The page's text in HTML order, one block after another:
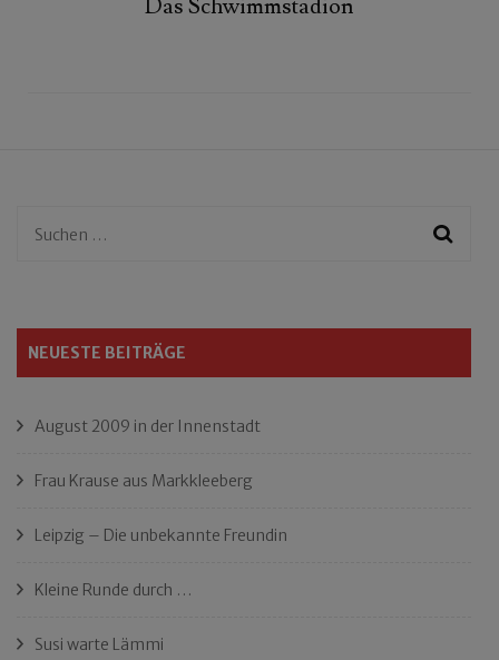
Das Schwimmstadion
Suchen
NEUESTE BEITRÄGE
August 2009 in der Innenstadt
Frau Krause aus Markkleeberg
Leipzig – Die unbekannte Freundin
Kleine Runde durch …
Susi warte Lämmi